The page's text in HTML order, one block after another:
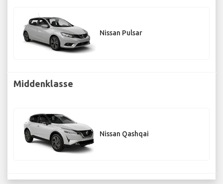
Nissan Pulsar
Middenklasse
Nissan Qashqai